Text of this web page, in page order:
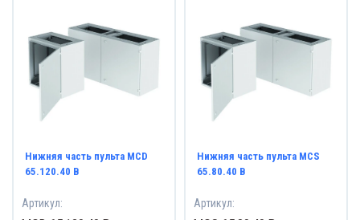
Нижняя часть пульта MCD
65.120.40 B
Артикул:
Нижняя часть пульта MCS
65.80.40 B
Артикул: